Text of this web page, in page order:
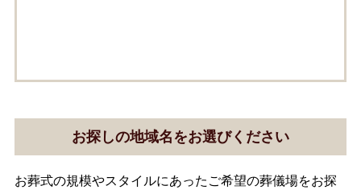
お探しの地域名をお選びください
お葬式の規模やスタイルにあったご希望の葬儀場をお探